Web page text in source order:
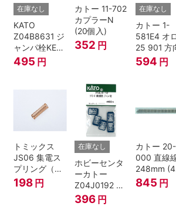
在庫なし
KATO
Z04B8631 ジ
ャンパ栓KE76
濃青 ランナー
495 円
カトー 11-702
カプラーN
(20個入)
352 円
在庫なし
カトー 1-
581E4 オ
25 901 方
幕 4両分
594 円
トミックス
JS06 集電ス
プリング（Ｌ
=7.5mm・4個
入） 鉄道模型
198 円
在庫なし
ホビーセンタ
ーカトー
Z04J0192 ク
モハ115 横須
賀色 ジャンパ
396 円
カトー 20-
000 直線
248mm (4
入) Nゲージ
845 円